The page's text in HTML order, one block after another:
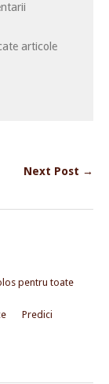
articole
Next Post →
pentru toate
Predici